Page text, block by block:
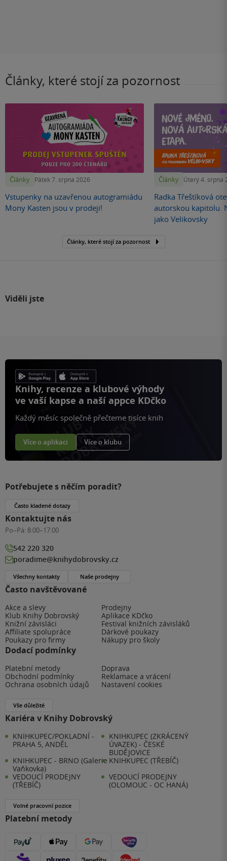
Články, které stojí za pozornost
Články Pátek 7. srpna 2026
Vstupenky na uzavřenou autogramiádu
Mony Kasten jsou v prodeji!
Články Úterý 4. srpna
Radka Třeštíková
autorskou kapitolu.
jako Velikovsky
Články, které stojí za pozornost
Viděli jste
Knihy, recenze a klubové výhody
ve vaší kapse a naší appce KDčko
Každý měsíc společně přečteme tisíce knih
Více o aplikaci Více o klubu
Často navštěvované
Akce a slevy
Prodejny
Klub Knihy Dobrovský
Aplikace KDčko
Knižní závisláci
Festival knižních závisláků
Affiliate spolupráce
Dárkové poukazy
Poukazy pro firmy
Nákupy pro školy
Dodací podmínky
Platební metody
Doprava
Obchodní podmínky
Reklamace a vrácení
Ochrana osobních údajů
Nastavení cookies
Vše důležité
Kariéra v Knihy Dobrovský
KNIHKUPEC/POKLADNÍ -
PRAHA 5, ANDĚL
KNIHKUPEC (ZKRÁCENÝ
ÚVAZEK) - ČESKÉ
BUDĚJOVICE
KNIHKUPEC - BRNO (Galerie
Vaňkovka)
KNIHKUPEC (TŘEBÍČ)
VEDOUCÍ PRODEJNY
(TŘEBÍČ)
VEDOUCÍ PRODEJNY
(OLOMOUC - OC HANÁ)
Volné pracovní pozice
Platební metody
Potřebujete s něčím poradit?
Často kladené dotazy
Kontaktujte nás
Po–Pá: 8:00–17:00
542 220 320
poradime@knihydobrovsky.cz
Všechny kontakty Naše prodejny